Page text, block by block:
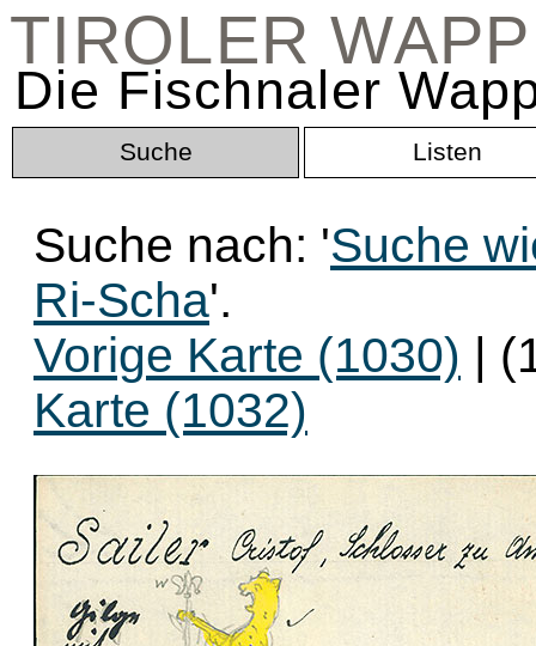
TIROLER
Die Fischnaler
Suche Listen
Suche nach: 'Suche
Ri-Scha'.
Vorige Karte (1030) |
Karte (1032)